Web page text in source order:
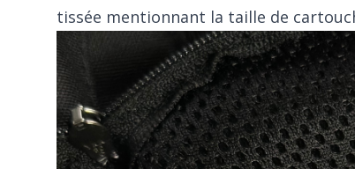
tissée mentionnant la taille de